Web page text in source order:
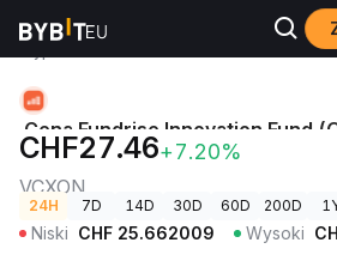
Ceny
Cena Fundrise Innovation
Cena Fundrise Innovation Fund
Tokenized)
VCXON
CHF27.46+7.20%
24H 7D 14D 30D 60D 200D
Niski CHF 25.662009 Wysoki